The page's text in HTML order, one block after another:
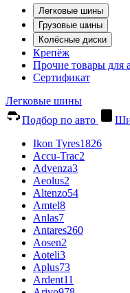
Легковые шины
Грузовые шины
Колёсные диски
Крепёж
Прочие товары для
Сертификат
Легковые шины
Подбор по авто
Ikon Tyres1826
Accu-Trac2
Advenza3
Aeolus2
Altenzo54
Amtel8
Anlas7
Antares260
Aosen2
Aoteli3
Aplus73
Ardent11